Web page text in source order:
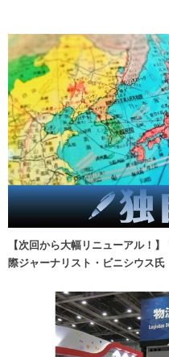
【次回から大幅リニューアル！
際ジャーナリスト・ビニシウス氏